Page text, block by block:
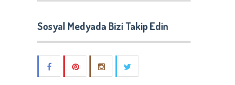
Sosyal Medyada Bizi Takip Edin